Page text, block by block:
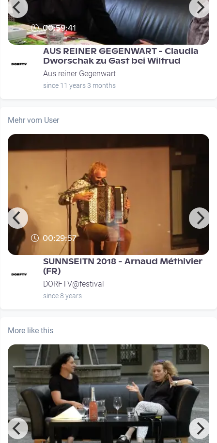
00:59:41
AUS REINER GEGENWART - Claudia
Dworschak zu Gast bei Wiltrud
Aus reiner Gegenwart
since 11 years 3 months
Mehr vom User
00:29:57
SUNNSEITN 2018 - Arnaud Méthivier
(FR)
DORFTV@festival
since 8 years
More like this